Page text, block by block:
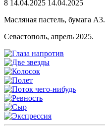
8 14.04.2025 14.04.2025
Масляная пастель, бумага А3.
Севастополь, апрель 2025.